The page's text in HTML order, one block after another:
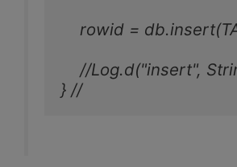
rowid =
//Log.d("insert",
} //